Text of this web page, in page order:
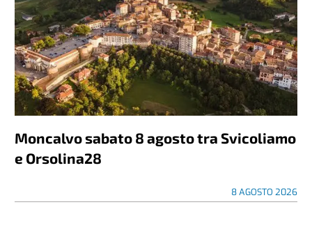
Moncalvo sabato 8 agosto tra Svicoliamo
e Orsolina28
8 AGOSTO 2026